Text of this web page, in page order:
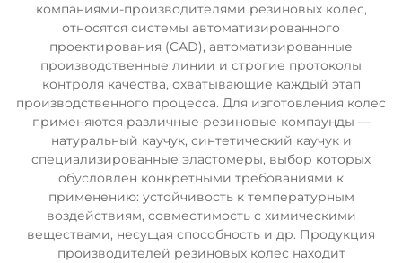
компаниями-производителями резиновых колес,
относятся системы автоматизированного
проектирования (CAD), автоматизированные
производственные линии и строгие протоколы
контроля качества, охватывающие каждый этап
производственного процесса. Для изготовления колес
применяются различные резиновые компаунды —
натуральный каучук, синтетический каучук и
специализированные эластомеры, выбор которых
обусловлен конкретными требованиями к
применению: устойчивость к температурным
воздействиям, совместимость с химическими
веществами, несущая способность и др. Продукция
производителей резиновых колес находит